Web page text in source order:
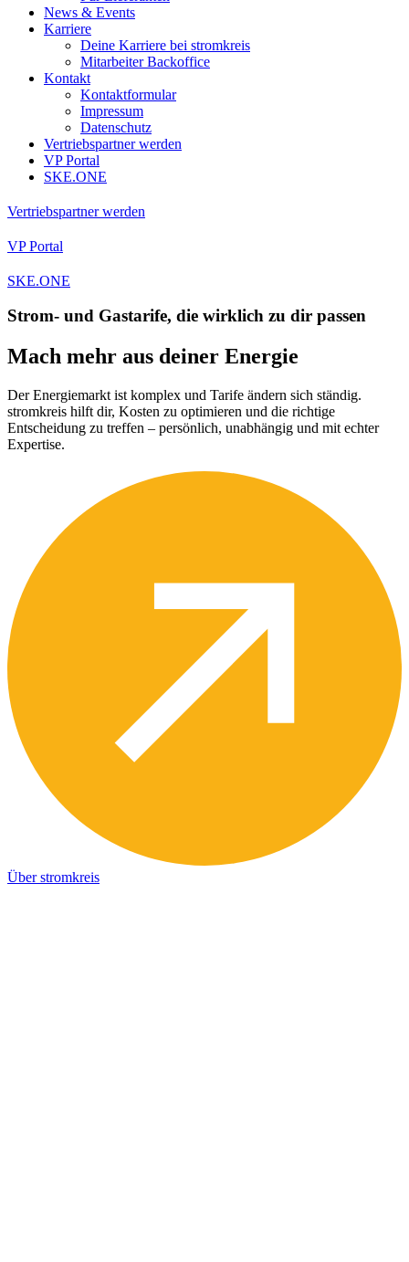
News & Events
Karriere
Deine Karriere bei stromkreis
Mitarbeiter Backoffice
Kontakt
Kontaktformular
Impressum
Datenschutz
Vertriebspartner werden
VP Portal
SKE.ONE
Vertriebspartner werden
VP Portal
SKE.ONE
Strom- und Gastarife, die wirklich zu dir passen
Mach mehr aus deiner Energie
Der Energiemarkt ist komplex und Tarife ändern sich ständig.
stromkreis hilft dir, Kosten zu optimieren und die richtige
Entscheidung zu treffen – persönlich, unabhängig und mit echter
Expertise.
Über stromkreis